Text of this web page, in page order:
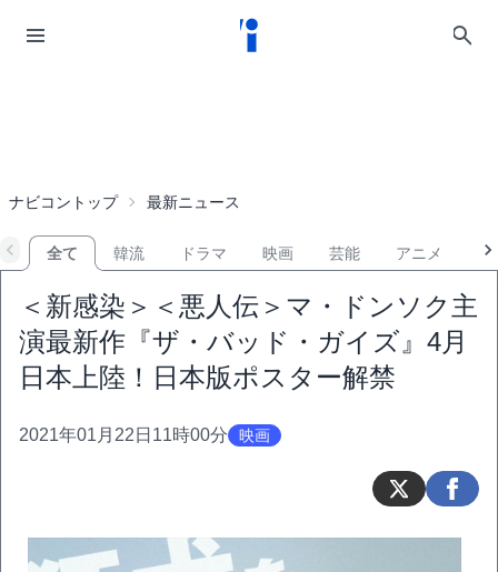
ナビコントップ 最新ニュース
全て 韓流 ドラマ 映画 芸能 アニメ
＜新感染＞＜悪人伝＞マ・ドンソク主
演最新作『ザ・バッド・ガイズ』4月
日本上陸！日本版ポスター解禁
2021年01月22日11時00分 映画